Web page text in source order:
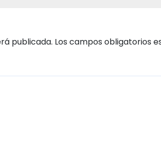
publicada. Los campos obligatorios